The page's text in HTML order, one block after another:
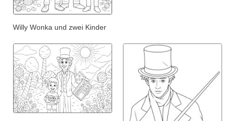
Willy Wonka und zwei Kinder